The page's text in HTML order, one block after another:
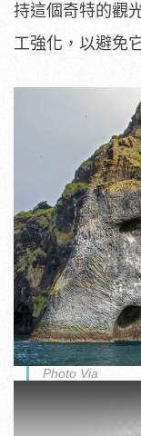
持這個奇特的觀
工強化，以避免
Photo Via